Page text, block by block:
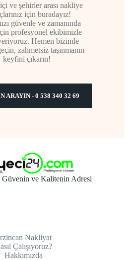
ve şehirler arası nakliye
için buradayız!
güvenle ve zamanında
profesyonel ekibimizle
Hemen bizimle
zahmetsiz taşınmanın
keyfini çıkarın!
ARAYIN - 0 538 340 32 69
Güvenin ve Kalitenin Adresi
Nakliyat
Çalışıyoruz?
Hakkımızda